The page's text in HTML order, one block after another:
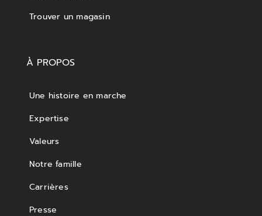
Trouver un magasin
À PROPOS
Une histoire en marche
Expertise
Valeurs
Notre famille
Carrières
Presse